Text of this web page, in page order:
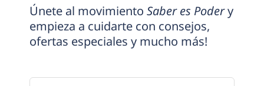
Únete al movimiento Saber es Podery
empieza a cuidarte con consejos,
ofertas especiales y mucho más!